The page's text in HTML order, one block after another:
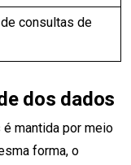
consultas de
dos dados
é mantida por meio
forma, o